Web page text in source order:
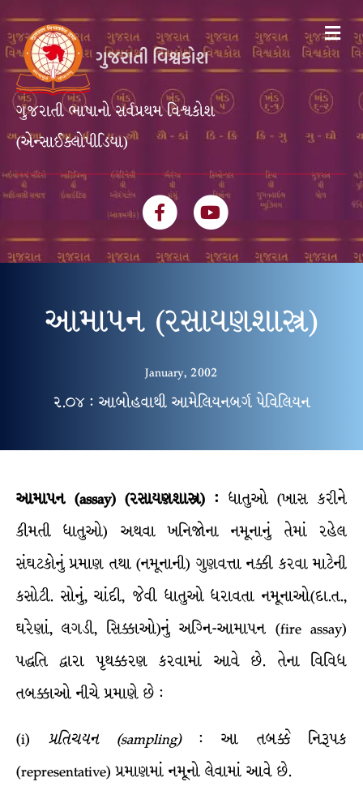
ગુજરાતી ભાષાનો સર્વપ્રથમ વિશ્વકોશ
(એન્સાઈક્લોપીડિયા)
FacebookYoutube
આમાપન (રસાયણશાસ્ત્ર)
January, 2002
૨.૦૪ : આબોહવાથી આમેલિયનબર્ગ પેવિલિયન
આમાપન (assay) (રસાયણશાસ્ત્ર) : ધાતુઓ (ખાસ કરીને
કીમતી ધાતુઓ) અથવા ખનિજોના નમૂનાનું તેમાં રહેલ
સંઘટકોનું પ્રમાણ તથા (નમૂનાની) ગુણવત્તા નક્કી કરવા માટેની
કસોટી. સોનું, ચાંદી, જેવી ધાતુઓ ધરાવતા નમૂનાઓ(દા.ત.,
ઘરેણાં, લગડી, સિક્કાઓ)નું અગ્નિ-આમાપન (fire assay)
પદ્ધતિ દ્વારા પૃથક્કરણ કરવામાં આવે છે. તેના વિવિધ
તબક્કાઓ નીચે પ્રમાણે છે :
(i) પ્રતિચયન (sampling): આ તબક્કે નિરૂપક
(representative) પ્રમાણમાં નમૂનો લેવામાં આવે છે.